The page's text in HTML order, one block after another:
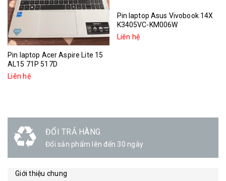
Pin laptop Acer Aspire Lite 15
AL15 71P 517D
Liên hệ
Pin laptop Asus Vivobook 14X
K3405VC-KM006W
Liên hệ
ĐỔI TRẢ HÀNG
Đổi sản phẩm lên đến 30 ngày
Giới thiệu chung